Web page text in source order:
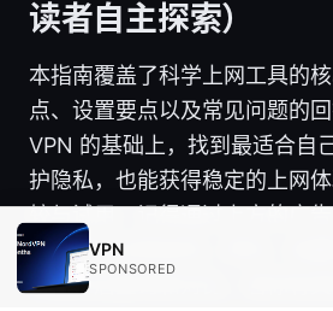
读者自主探索）
本指南覆盖了科学上网工具的
点、设置要点以及常见问题的
VPN 的基础上，找到最适合自
护隐私，也能获得稳定的上网
较与试用，记得通过上方的广
的优惠与试用选项。同时，收
方便日后查询和对比。若你有
VPN
SPONSORED